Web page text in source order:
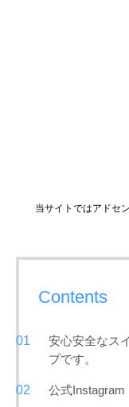
当サイトではアドセ
Contents
安心安全なス
プです。
公式Instagram